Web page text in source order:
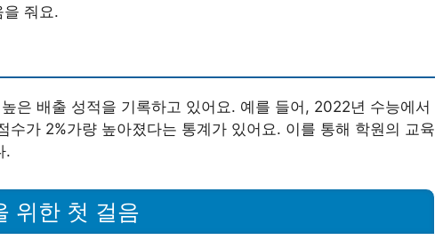
을 줘요.
은 배출 성적을 기록하고 있어요. 예를 들어, 2022년 수능에서
수가 2%가량 높아졌다는 통계가 있어요. 이를 통해 학원의 교육
.
위한 첫 걸음